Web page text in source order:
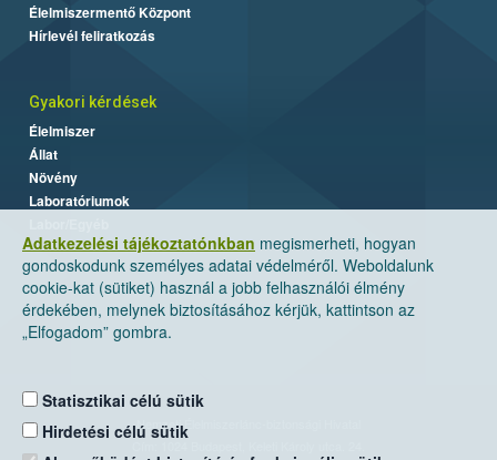
Adatkezelési tájékoztatónkban megismerheti, hogyan
gondoskodunk személyes adatai védelméről. Weboldalunk
cookie-kat (sütiket) használ a jobb felhasználói élmény
érdekében, melynek biztosításához kérjük, kattintson az
„Elfogadom” gombra.
Statisztikai célú sütik
Hirdetési célú sütik
Élelmiszermentő Központ
Hírlevél feliratkozás
Gyakori kérdések
Élelmiszer
Állat
Növény
Laboratóriumok
Nemzeti Élelmiszerlánc-biztonsági Hivatal